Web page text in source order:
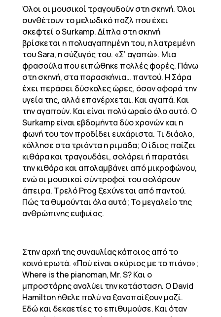
Όλοι οι μουσικοί τραγουδούν στη σκηνή. Όλοι
συνθέτουν το μελωδικό παζλ που έχει
σκεφτεί ο Surkamp. Δίπλα στη σκηνή
βρίσκεται η πολυαγαπημένη του, η λατρεμένη
του Sara, η σύζυγός του. «Σ’ αγαπώ». Μια
φρασούλα που ειπώθηκε πολλές φορές. Πάνω
στη σκηνή, στα παρασκήνια… παντού. Η Σάρα
έχει περάσει δύσκολες ώρες, όσον αφορά την
υγεία της, αλλά επανέρχεται. Και αγαπά. Και
την αγαπούν. Και είναι πολύ ωραίο όλο αυτό. Ο
Surkamp είναι εβδομήντα δύο χρονών και η
φωνή του τον προδίδει ευχάριστα. Τι διάολο,
κόλλησε στα τριάντα η ριμάδα; Ο ίδιος παίζει
κιθάρα και τραγουδάει, σολάρει ή παρατάει
την κιθάρα και απολαμβάνει από μικροφώνου,
ενώ οι μουσικοί σύντροφοί του σολάρουν
άπειρα. Τρελό Prog ξεχύνεται από παντού.
Πώς τα θυμούνται όλα αυτά; Το μεγαλείο της
ανθρώπινης ευφυίας.
Στην αρχή της συναυλίας κάποιος από το
κοινό ερωτά. «Πού είναι ο κύριος με το πιάνο»;
Where is the pianoman, Mr. S? Και ο
μπροστάρης αναλύει την κατάσταση. Ο David
Hamilton ήθελε πολύ να ξαναπαίξουν μαζί.
Εδώ και δεκαετίες το επιθυμούσε. Και όταν